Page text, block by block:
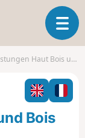
T
o
l
n
Haut Bois und Bois d'Oye
Bois